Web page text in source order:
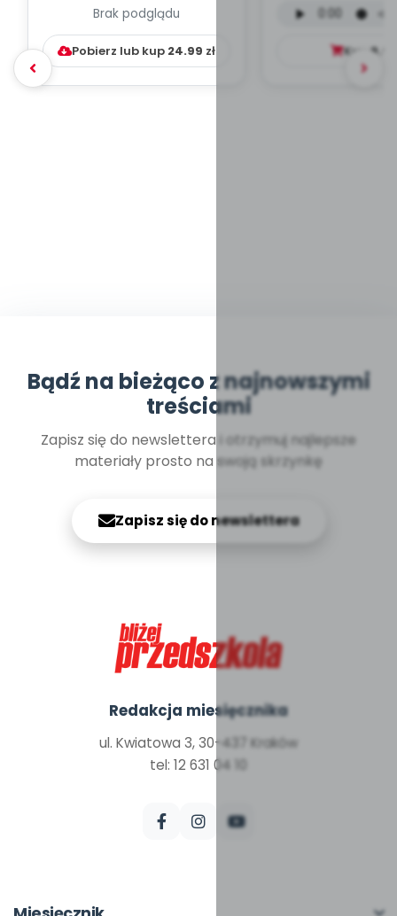
WYCHOWAWCZO –
DYDAKTYC...
Brak podglądu
Pobierz lub kup 24.99 zł
mp3)
Kup 9.99
Bądź na bieżąco z najnowszymi
treściami
Zapisz się do newslettera i otrzymuj najlepsze
materiały prosto na swoją skrzynkę
Zapisz się do newslettera
Redakcja miesięcznika
ul. Kwiatowa 3, 30-437 Kraków
tel: 12 631 04 10